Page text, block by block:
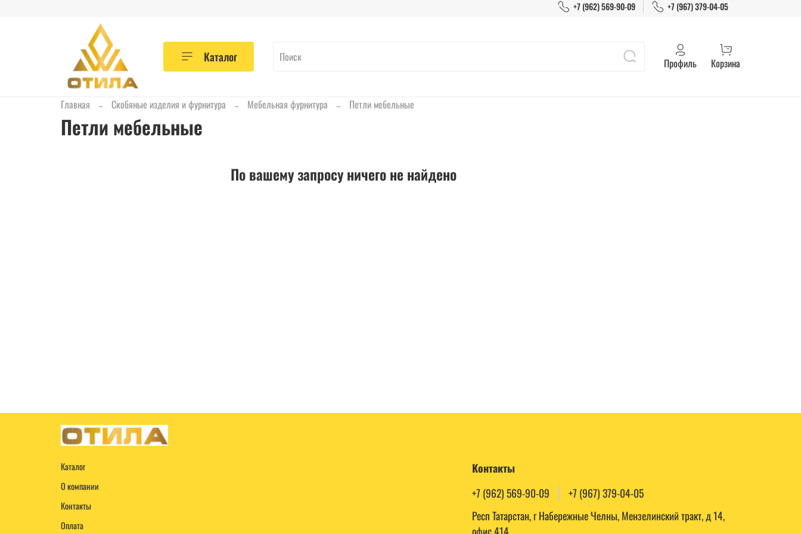
+7 (962) 569-90-09 +7 (967) 379-04-05
Каталог Профиль Корзина
Главная Скобяные изделия и фурнитура Мебельная фурнитура Петли мебельные
Петли мебельные
По вашему запросу ничего не найдено
Каталог
О компании
Контакты
Оплата
Контакты
+7 (962) 569-90-09
+7 (967) 379-04-05
Респ Татарстан, г Набережные Челны, Мензелинский тракт, д 14,
офис 414